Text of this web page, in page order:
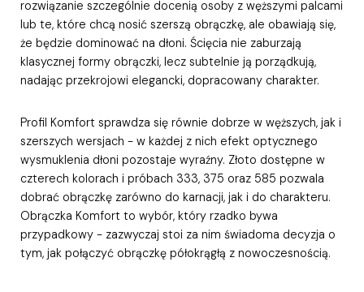
rozwiązanie szczególnie docenią osoby z węższymi palcami
lub te, które chcą nosić szerszą obrączkę, ale obawiają się,
że będzie dominować na dłoni. Ścięcia nie zaburzają
klasycznej formy obrączki, lecz subtelnie ją porządkują,
nadając przekrojowi elegancki, dopracowany charakter.
Profil Komfort sprawdza się równie dobrze w węższych, jak i
szerszych wersjach - w każdej z nich efekt optycznego
wysmuklenia dłoni pozostaje wyraźny. Złoto dostępne w
czterech kolorach i próbach 333, 375 oraz 585 pozwala
dobrać obrączkę zarówno do karnacji, jak i do charakteru.
Obrączka Komfort to wybór, który rzadko bywa
przypadkowy - zazwyczaj stoi za nim świadoma decyzja o
tym, jak połączyć obrączkę półokrągłą z nowoczesnością.